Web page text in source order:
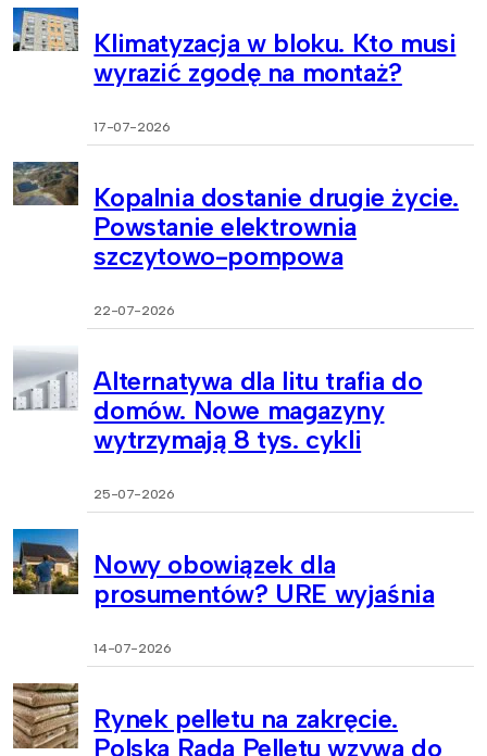
Klimatyzacja w bloku. Kto musi
wyrazić zgodę na montaż?
17-07-2026
Kopalnia dostanie drugie życie.
Powstanie elektrownia
szczytowo-pompowa
22-07-2026
Alternatywa dla litu trafia do
domów. Nowe magazyny
wytrzymają 8 tys. cykli
25-07-2026
Nowy obowiązek dla
prosumentów? URE wyjaśnia
14-07-2026
Rynek pelletu na zakręcie.
Polska Rada Pelletu wzywa do